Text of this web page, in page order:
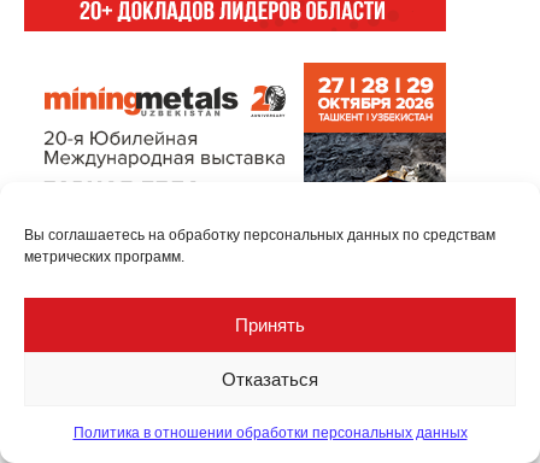
Вы соглашаетесь на обработку персональных данных по средствам
метрических программ.
Принять
Отказаться
Политика в отношении обработки персональных данных